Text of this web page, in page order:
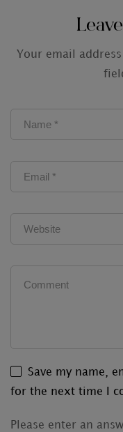
Your email
Save my name,
for the next time I
Please enter an